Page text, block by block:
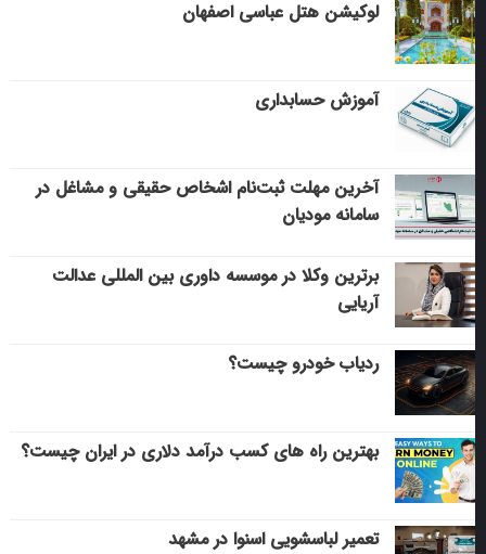
لوکیشن هتل عباسی اصفهان
آموزش حسابداری
آخرین مهلت ثبت‌نام اشخاص حقیقی و مشاغل در
سامانه مودیان
برترین وکلا در موسسه داوری بین المللی عدالت
آریایی
ردیاب خودرو چیست؟
بهترین راه های کسب درآمد دلاری در ایران چیست؟
تعمیر لباسشویی اسنوا در مشهد